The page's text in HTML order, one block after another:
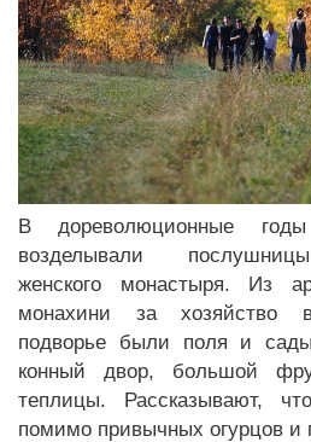
В дореволюционные
возделывали
женского монастыря. Из
монахини за хозяйство
подворье были поля и
конный двор, большой
теплицы. Рассказывают,
помимо привычных огурцов и